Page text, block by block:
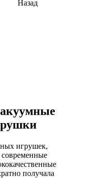
Назад
игрушек,
получала